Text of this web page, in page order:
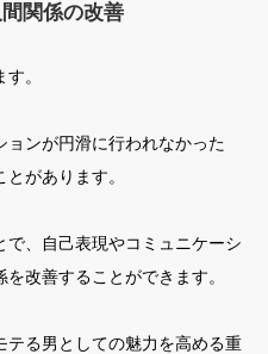
関係の改善
。
ョンが円滑に行われなかった
があります。
で、自己表現やコミュニケーシ
改善することができます。
テる男としての魅力を高める重